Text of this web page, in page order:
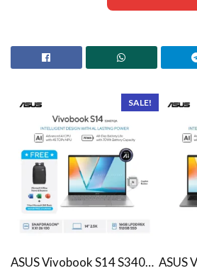
SALE!
ASUS Vivobook S14 S3407QA – IPSP151M – Matte Gray